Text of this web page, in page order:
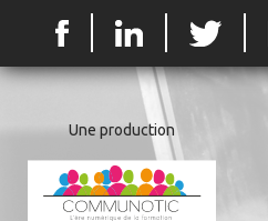
Une production